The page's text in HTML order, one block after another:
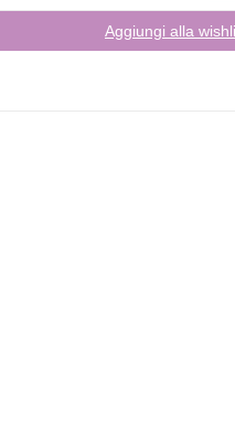
Aggiungi alla